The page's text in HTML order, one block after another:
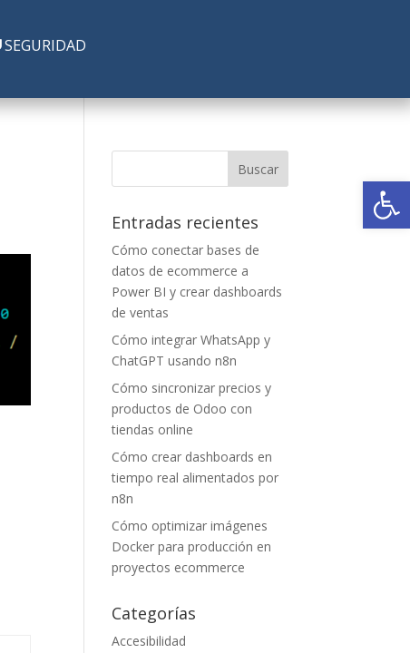
SEGURIDAD
Entradas recientes
Cómo conectar bases de
datos de ecommerce a
Power BI y crear dashboards
de ventas
Cómo integrar WhatsApp y
ChatGPT usando n8n
Cómo sincronizar precios y
productos de Odoo con
tiendas online
Cómo crear dashboards en
tiempo real alimentados por
n8n
Cómo optimizar imágenes
Docker para producción en
proyectos ecommerce
Categorías
Accesibilidad